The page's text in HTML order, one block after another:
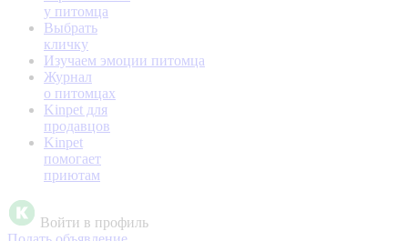
у питомца
Выбрать
кличку
Изучаем эмоции питомца
Журнал
о питомцах
Kinpet для
продавцов
Kinpet
помогает
приютам
Войти в профиль